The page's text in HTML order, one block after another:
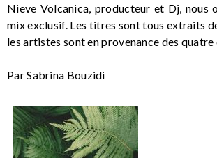
Nieve Volcanica, producteur et Dj, nous
mix exclusif. Les titres sont tous extraits
les artistes sont en provenance des quatre
Par Sabrina Bouzidi